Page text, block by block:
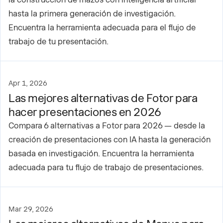
hasta la primera generación de investigación.
Encuentra la herramienta adecuada para el flujo de
trabajo de tu presentación.
Apr 1, 2026
Las mejores alternativas de Fotor para
hacer presentaciones en 2026
Compara 6 alternativas a Fotor para 2026 — desde la
creación de presentaciones con IA hasta la generación
basada en investigación. Encuentra la herramienta
adecuada para tu flujo de trabajo de presentaciones.
Mar 29, 2026